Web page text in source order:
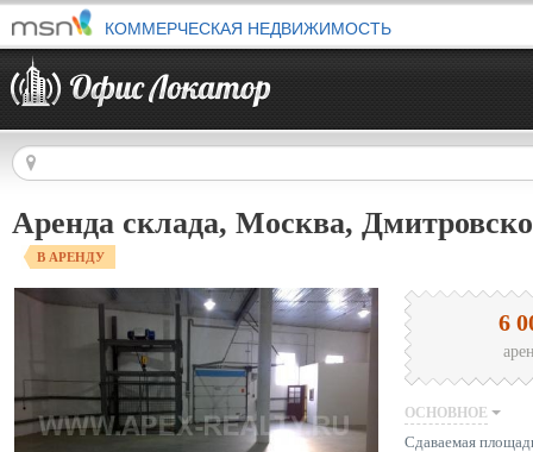
КОММЕРЧЕСКАЯ НЕДВИЖИМОСТЬ
Аренда склада, Москва,
В АРЕНДУ
6
ОСНОВНОЕ
Сдаваемая